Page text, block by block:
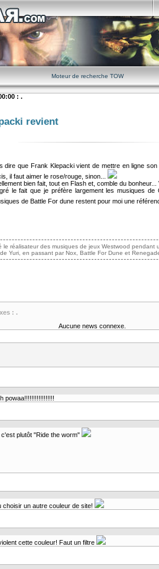
Moteur de recherche TOW
: .
revient
dire que Frank Klepacki vient de mettre en ligne
il faut aimer le rose/rouge, sinon...
bien fait, tout en Flash et, comble du
le fait que je préfère largement les musiques
de Battle For dune restent pour moi une
le réalisateur des musiques de jeux Westwood pendant
Yuri, en passant par Nox, Battle For Dune et
: .
Aucune news connexe.
powaa!!!!!!!!!!!!!!!!!
plutôt "Ride the worm"
choisir un autre couleur de site!
cette couleur! Faut un filtre